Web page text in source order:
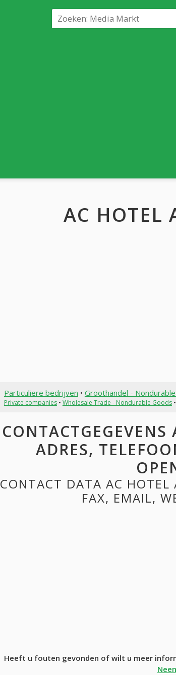
AC HOTEL
Particuliere bedrijven • Groothandel -
Private companies• Wholesale Trade - Nondurable Goods
ADRES,
CONTACT DATA AC HOTEL
FAX, EMAIL,
Heeft u fouten gevonden of wilt u meer